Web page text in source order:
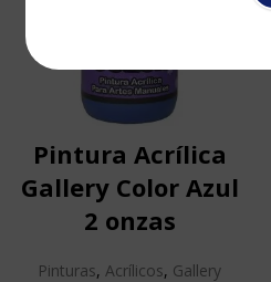
Pintura Acrílica
Gallery Color Azul
2 onzas
Pinturas, Acrílicos, Gallery